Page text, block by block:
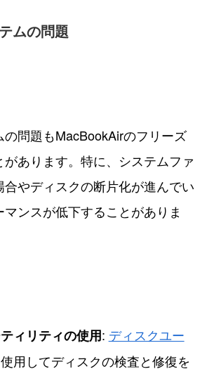
ムの問題
の問題もMacBookAirのフリーズ
あります。特に、システムファ
合やディスクの断片化が進んでい
ンスが低下することがありま
ィリティの使用: ディスクユー
用してディスクの検査と修復を